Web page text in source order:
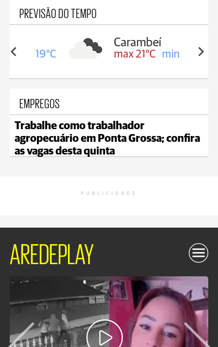
PREVISÃO DO TEMPO
19°C
Carambeí
max 21°C min 18°C
EMPREGOS
Trabalhe como trabalhador
agropecuário em Ponta Grossa; confira
as vagas desta quinta
PUBLICIDADE
AREDEPLAY